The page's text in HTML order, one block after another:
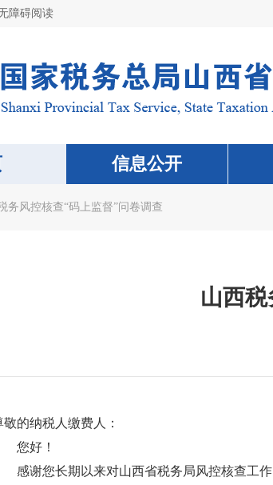
障碍阅读
信息公开
务风控核查“码上监督”问卷调查
山西
敬的纳税人缴费人：
您好！
感谢您长期以来对山西省税务局风控核查工